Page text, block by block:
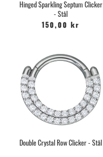
Hinged Sparkling Septum Clicker
- Stål
150,00 kr
Double Crystal Row Clicker - Stål